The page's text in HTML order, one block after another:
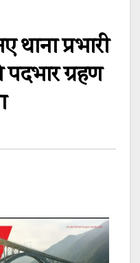
थाना प्रभारी
पदभार ग्रहण